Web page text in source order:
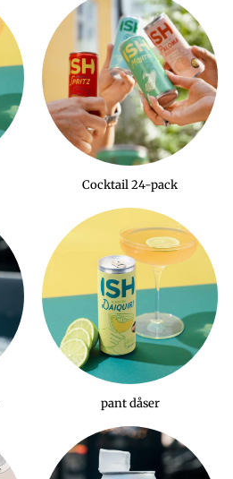
Cocktail 24-pack
pant dåser